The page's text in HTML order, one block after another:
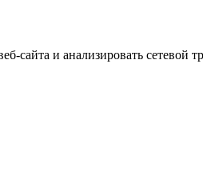
сайта и анализировать сетевой